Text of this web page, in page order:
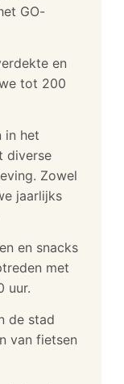
GO-
en
tot 200
in het
diverse
Zowel
jaarlijks
en snacks
met
uur.
de stad
van fietsen